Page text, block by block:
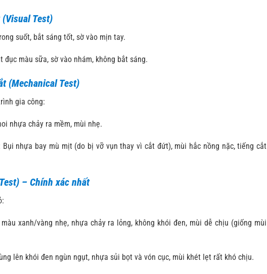
Test)
suốt, bắt sáng tốt, sờ vào mịn tay.
đục màu sữa, sờ vào nhám, không bắt sáng.
(Mechanical Test)
gia công:
nhựa chảy ra mềm, mùi nhẹ.
Bụi nhựa bay mù mịt (do bị vỡ vụn thay vì cắt đứt), mùi hắc nồng nặc, tiếng cắt
– Chính xác nhất
xanh/vàng nhẹ, nhựa chảy ra lỏng, không khói đen, mùi dễ chịu (giống mùi
lên khói đen ngùn ngụt, nhựa sủi bọt và vón cục, mùi khét lẹt rất khó chịu.